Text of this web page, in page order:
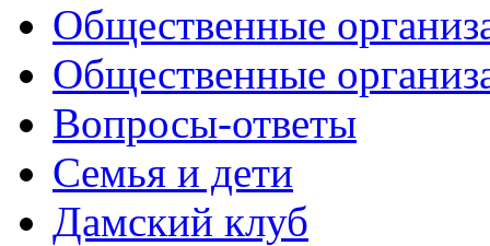
Общественные
Общественные
Вопросы-ответы
Семья и дети
Дамский клуб